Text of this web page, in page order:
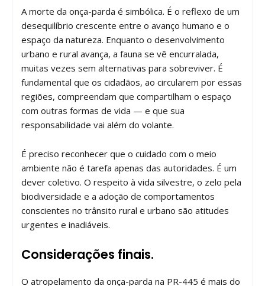
A morte da onça-parda é simbólica. É o reflexo de um
desequilíbrio crescente entre o avanço humano e o
espaço da natureza. Enquanto o desenvolvimento
urbano e rural avança, a fauna se vê encurralada,
muitas vezes sem alternativas para sobreviver. É
fundamental que os cidadãos, ao circularem por essas
regiões, compreendam que compartilham o espaço
com outras formas de vida — e que sua
responsabilidade vai além do volante.
É preciso reconhecer que o cuidado com o meio
ambiente não é tarefa apenas das autoridades. É um
dever coletivo. O respeito à vida silvestre, o zelo pela
biodiversidade e a adoção de comportamentos
conscientes no trânsito rural e urbano são atitudes
urgentes e inadiáveis.
Considerações finais.
O atropelamento da onça-parda na PR-445 é mais do